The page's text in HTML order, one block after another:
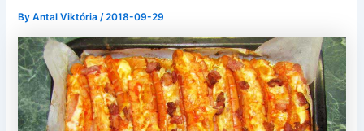
ByAntal Viktória/2018-09-29